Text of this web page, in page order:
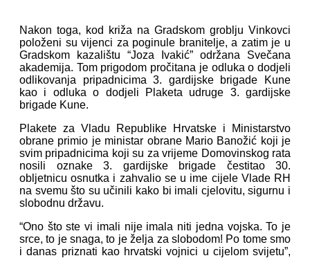
Nakon toga, kod križa na Gradskom groblju Vinkovci
položeni su vijenci za poginule branitelje, a zatim je u
Gradskom kazalištu “Joza Ivakić” održana Svečana
akademija. Tom prigodom pročitana je odluka o dodjeli
odlikovanja pripadnicima 3. gardijske brigade Kune
kao i odluka o dodjeli Plaketa udruge 3. gardijske
brigade Kune.
Plakete za Vladu Republike Hrvatske i Ministarstvo
obrane primio je ministar obrane Mario Banožić koji je
svim pripadnicima koji su za vrijeme Domovinskog rata
nosili oznake 3. gardijske brigade čestitao 30.
obljetnicu osnutka i zahvalio se u ime cijele Vlade RH
na svemu što su učinili kako bi imali cjelovitu, sigurnu i
slobodnu državu.
“Ono što ste vi imali nije imala niti jedna vojska. To je
srce, to je snaga, to je želja za slobodom! Po tome smo
i danas priznati kao hrvatski vojnici u cijelom svijetu”,